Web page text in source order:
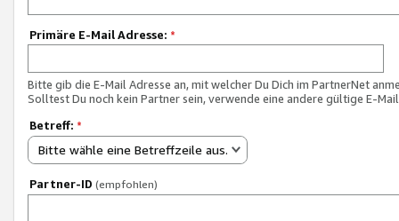
Primäre E-Mail Adresse: *
Bitte gib die E-Mail Adresse an, mit welcher Du Dich im PartnerNet
Solltest Du noch kein Partner sein, verwende eine andere gültige E-
Betreff: *
Bitte wähle eine Betreffzeile aus.
Partner-ID (empfohlen)